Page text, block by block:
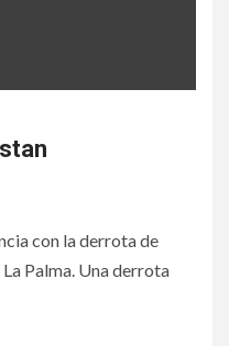
con la derrota de
Palma. Una derrota